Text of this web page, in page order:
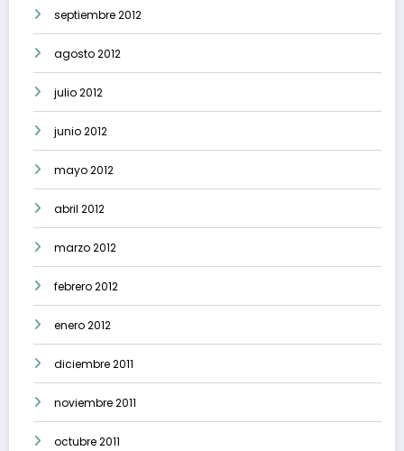
septiembre 2012
agosto 2012
julio 2012
junio 2012
mayo 2012
abril 2012
marzo 2012
febrero 2012
enero 2012
diciembre 2011
noviembre 2011
octubre 2011